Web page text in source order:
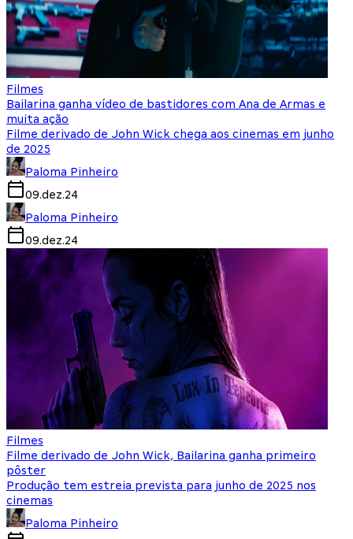
Filmes
Bailarina ganha vídeo de bastidores com Ana de Armas e
muita ação
Filme derivado de John Wick chega aos cinemas em junho
de 2025
Paloma Pinheiro
09.dez.24
Paloma Pinheiro
09.dez.24
Filmes
Filme derivado de John Wick, Bailarina ganha primeiro
pôster
Produção tem estreia prevista para junho de 2025 nos
cinemas
Paloma Pinheiro